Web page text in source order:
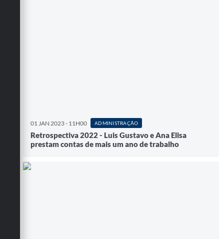
01 JAN 2023 - 11H00 ADMINISTRAÇÃO
Retrospectiva 2022 - Luis Gustavo e Ana Elisa
prestam contas de mais um ano de trabalho